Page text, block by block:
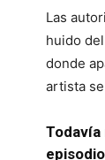
Las
huido
donde
artista